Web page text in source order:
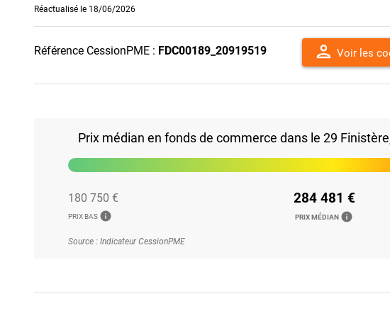
Réactualisé le 18/06/2026
Référence CessionPME : FDC00189_20919519 person Voir les
Prix médian en fonds de commerce dans le 29
180 750 €
PRIX BAS info
284 481 €
PRIX MÉDIAN info
Source : Indicateur CessionPME